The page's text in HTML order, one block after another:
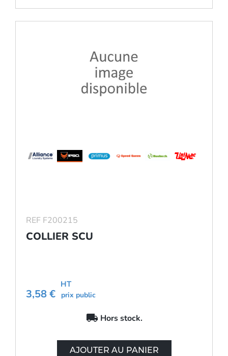
REF F200215
COLLIER SCU
3,58 €
HT
prix public
local_shipping Hors stock.
AJOUTER AU PANIER